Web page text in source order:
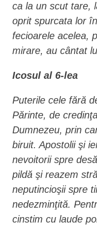
ca la un scut tare,
oprit spurcata lor
fecioarele acelea,
mirare, au cântat
Icosul al 6-lea
Puterile cele fără
Părinte, de
Dumnezeu, prin
biruit. Apostolii şi
nevoitorii spre
pildă şi reazem
neputincioşii spre
nedezminţită.
cinstim cu laude